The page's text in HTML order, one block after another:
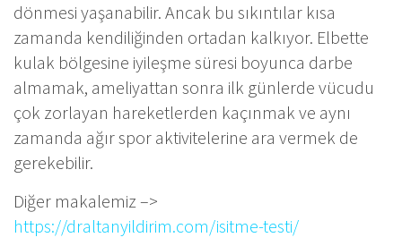
dönmesi yaşanabilir. Ancak bu sıkıntılar kısa
zamanda kendiliğinden ortadan kalkıyor. Elbette
kulak bölgesine iyileşme süresi boyunca darbe
almamak, ameliyattan sonra ilk günlerde vücudu
çok zorlayan hareketlerden kaçınmak ve aynı
zamanda ağır spor aktivitelerine ara vermek de
gerekebilir.
Diğer makalemiz –>
https://draltanyildirim.com/isitme-testi/